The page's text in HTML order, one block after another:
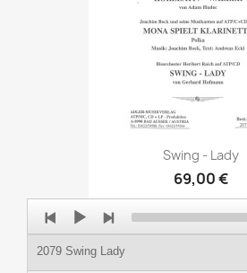
Swing - Lady
69,00 €
Audio
Player
2079 Swing Lady